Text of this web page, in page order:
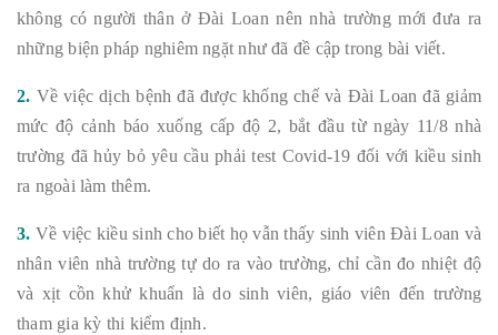
không có người thân ở Đài Loan nên nhà trường mới đưa ra
những biện pháp nghiêm ngặt như đã đề cập trong bài viết.
2. Về việc dịch bệnh đã được khống chế và Đài Loan đã giảm
mức độ cảnh báo xuống cấp độ 2, bắt đầu từ ngày 11/8 nhà
trường đã hủy bỏ yêu cầu phải test Covid-19 đối với kiều sinh
ra ngoài làm thêm.
3. Về việc kiều sinh cho biết họ vẫn thấy sinh viên Đài Loan và
nhân viên nhà trường tự do ra vào trường, chỉ cần đo nhiệt độ
và xịt cồn khử khuẩn là do sinh viên, giáo viên đến trường
tham gia kỳ thi kiểm định.